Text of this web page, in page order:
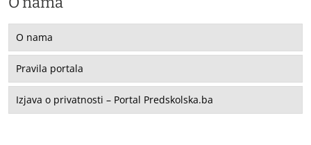
O nama
Pravila portala
Izjava o privatnosti – Portal Predskolska.ba